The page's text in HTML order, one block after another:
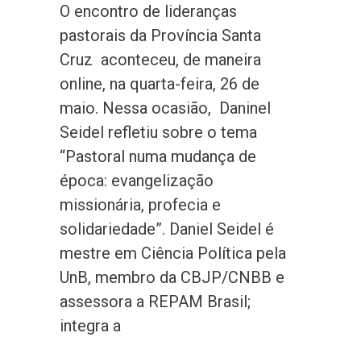
O encontro de lideranças
pastorais da Província Santa
Cruz aconteceu, de maneira
online, na quarta-feira, 26 de
maio. Nessa ocasião, Daninel
Seidel refletiu sobre o tema
“Pastoral numa mudança de
época: evangelização
missionária, profecia e
solidariedade”. Daniel Seidel é
mestre em Ciência Política pela
UnB, membro da CBJP/CNBB e
assessora a REPAM Brasil;
integra a